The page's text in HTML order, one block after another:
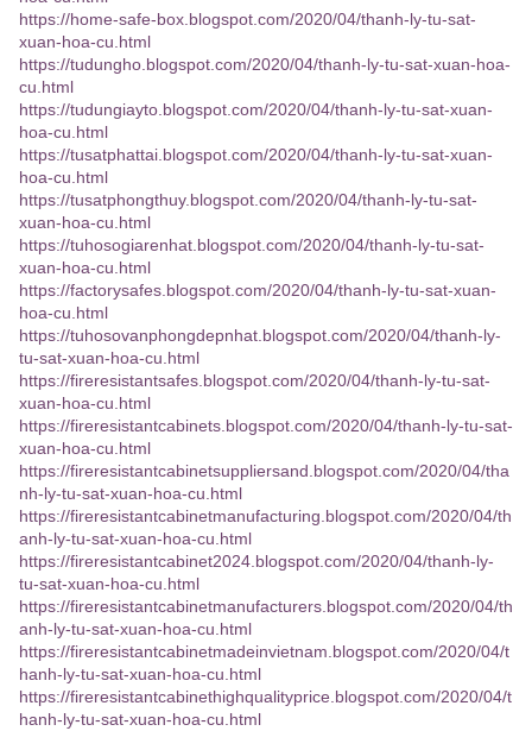
https://home-safe-box.blogspot.com/2020/04/thanh-ly-tu-sat-
xuan-hoa-cu.html
https://tudungho.blogspot.com/2020/04/thanh-ly-tu-sat-xuan-hoa-
cu.html
https://tudungiayto.blogspot.com/2020/04/thanh-ly-tu-sat-xuan-
hoa-cu.html
https://tusatphattai.blogspot.com/2020/04/thanh-ly-tu-sat-xuan-
hoa-cu.html
https://tusatphongthuy.blogspot.com/2020/04/thanh-ly-tu-sat-
xuan-hoa-cu.html
https://tuhosogiarenhat.blogspot.com/2020/04/thanh-ly-tu-sat-
xuan-hoa-cu.html
https://factorysafes.blogspot.com/2020/04/thanh-ly-tu-sat-xuan-
hoa-cu.html
https://tuhosovanphongdepnhat.blogspot.com/2020/04/thanh-ly-
tu-sat-xuan-hoa-cu.html
https://fireresistantsafes.blogspot.com/2020/04/thanh-ly-tu-sat-
xuan-hoa-cu.html
https://fireresistantcabinets.blogspot.com/2020/04/thanh-ly-tu-sat-
xuan-hoa-cu.html
https://fireresistantcabinetsuppliersand.blogspot.com/2020/04/tha
nh-ly-tu-sat-xuan-hoa-cu.html
https://fireresistantcabinetmanufacturing.blogspot.com/2020/04/th
anh-ly-tu-sat-xuan-hoa-cu.html
https://fireresistantcabinet2024.blogspot.com/2020/04/thanh-ly-
tu-sat-xuan-hoa-cu.html
https://fireresistantcabinetmanufacturers.blogspot.com/2020/04/th
anh-ly-tu-sat-xuan-hoa-cu.html
https://fireresistantcabinetmadeinvietnam.blogspot.com/2020/04/t
hanh-ly-tu-sat-xuan-hoa-cu.html
https://fireresistantcabinethighqualityprice.blogspot.com/2020/04/t
hanh-ly-tu-sat-xuan-hoa-cu.html